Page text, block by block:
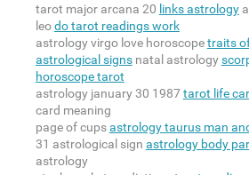
tarot major arcana 20 links astrology
leodo tarot readings work
astrology virgo love horoscopetraits
astrological signsnatal astrology
horoscope tarot
astrology january 30 1987tarot life
card meaning
page of cupsastrology taurus man
31 astrological sign astrology body
astrology